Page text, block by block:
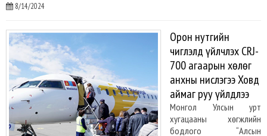
8/14/2024
Орон нутгийн
чиглэлд үйлчлэх CRJ-
700 агаарын хөлөг
анхны нислэгээ Ховд
аймаг руу үйлдлээ
Монгол Улсын урт
хугацааны хөгжлийн
бодлого “Алсын